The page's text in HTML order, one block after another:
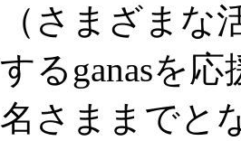
（さまざま
するganasを
名さままでと